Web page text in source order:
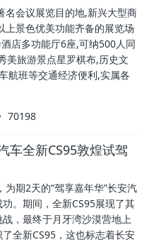
名会议展览目的地,新兴大型商
上景色优美功能齐备的展览场
店多功能厅6座,可纳500人同
美旅游景点星罗棋布,历史文
航班等交通经济便利,实属各
70198
车全新CS95敦煌试驾
期2天的“驾享嘉年华”长安汽
。期间，全新CS95展现了其
，最终于月牙湾沙漠营地上
全新CS95，这也标志着长安